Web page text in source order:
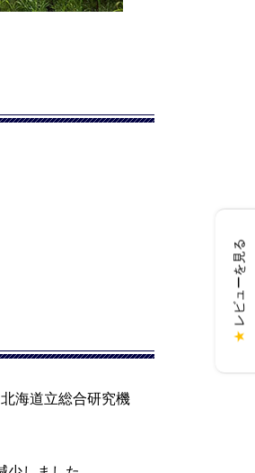
海道立総合研究機
★
レビューを見る